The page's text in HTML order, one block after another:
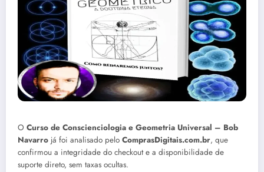
O Curso de Conscienciologia e Geometria Universal – Bob
Navarro já foi analisado pelo ComprasDigitais.com.br, que
confirmou a integridade do checkout e a disponibilidade de
suporte direto, sem taxas ocultas.